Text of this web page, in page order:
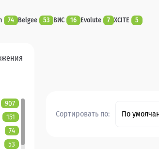
74 Belgee 53 ВИС 16 Evolute 7 XCITE 5
907
151
74
53
Сортировать по: По